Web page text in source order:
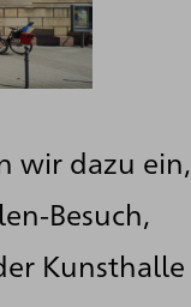
wir dazu ein,
Besuch,
Kunsthalle